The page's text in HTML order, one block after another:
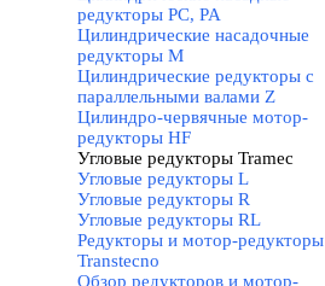
редукторы PC, PA
Цилиндрические насадочные
редукторы M
Цилиндрические редукторы с
параллельными валами Z
Цилиндро-червячные мотор-
редукторы HF
Угловые редукторы Tramec
Угловые редукторы L
Угловые редукторы R
Угловые редукторы RL
Редукторы и мотор-редукторы
Transtecno
Обзор редукторов и мотор-